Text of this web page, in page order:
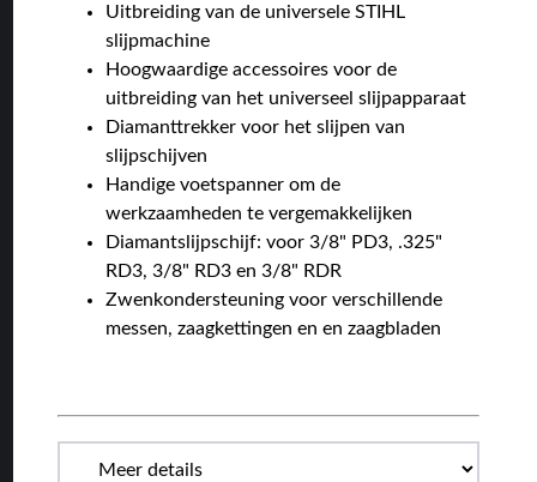
Uitbreiding van de universele STIHL
slijpmachine
Hoogwaardige accessoires voor de
uitbreiding van het universeel slijpapparaat
Diamanttrekker voor het slijpen van
slijpschijven
Handige voetspanner om de
werkzaamheden te vergemakkelijken
Diamantslijpschijf: voor 3/8" PD3, .325"
RD3, 3/8" RD3 en 3/8" RDR
Zwenkondersteuning voor verschillende
messen, zaagkettingen en en zaagbladen